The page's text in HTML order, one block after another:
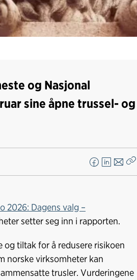
og Nasjonal
sine åpne trussel- og
F
o
k
L
E
2026: Dagens valg –
setter seg inn i rapporten.
tiltak for å redusere risikoen
norske virksomheter kan
trusler. Vurderingene